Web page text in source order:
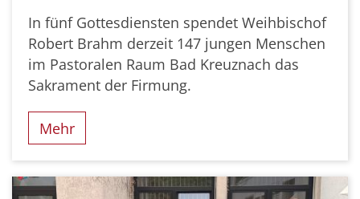
In fünf Gottesdiensten spendet Weihbischof
Robert Brahm derzeit 147 jungen Menschen
im Pastoralen Raum Bad Kreuznach das
Sakrament der Firmung.
Mehr